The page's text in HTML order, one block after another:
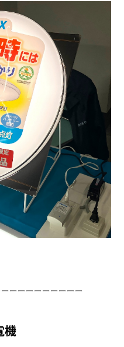
ーーーーーーーーー
機